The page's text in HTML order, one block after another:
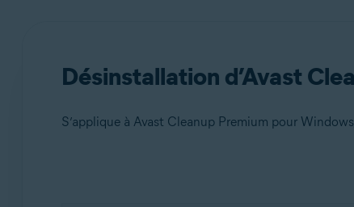
Désinstallation d’Avast
S’applique à Avast Cleanup Premium pour